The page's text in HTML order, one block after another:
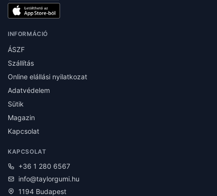
INFORMÁCIÓ
ÁSZF
Szállítás
Online elállási nyilatkozat
Adatvédelem
Sütik
Magazin
Kapcsolat
KAPCSOLAT
+36 1 280 6567
info@taylorgumi.hu
1194 Budapest